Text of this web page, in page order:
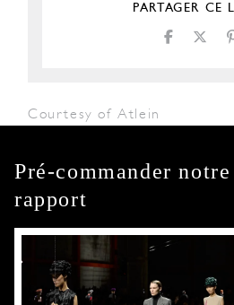
PARTAGER CE
Courtesy of Atlein
Pré-commander
rapport